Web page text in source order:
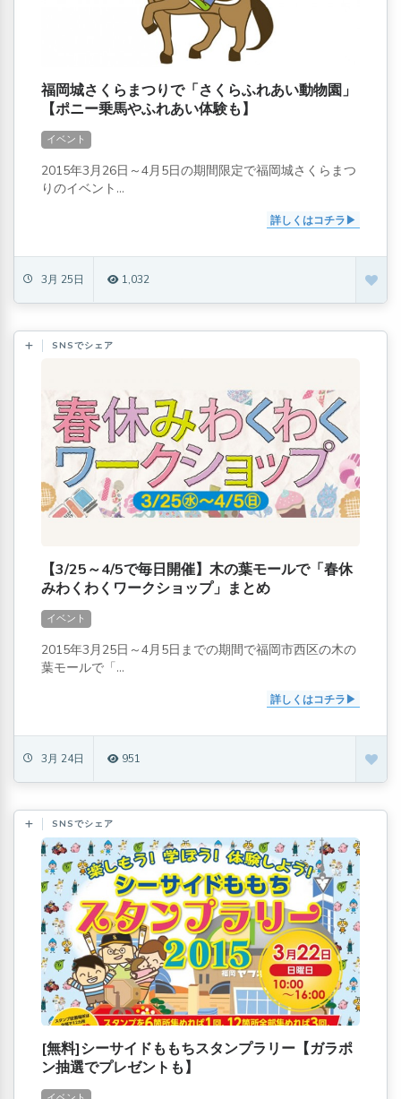
福岡城さくらまつりで「さくらふれあい動物園」
【ポニー乗馬やふれあい体験も】
イベント
2015年3月26日～4月5日の期間限定で福岡城さくらまつ
りのイベント...
詳しくはコチラ
3月 25日 1,032
SNSでシェア
【3/25～4/5で毎日開催】木の葉モールで「春休
みわくわくワークショップ」まとめ
イベント
2015年3月25日～4月5日までの期間で福岡市西区の木の
葉モールで「...
詳しくはコチラ
3月 24日 951
SNSでシェア
[無料]シーサイドももちスタンプラリー【ガラポ
ン抽選でプレゼントも】